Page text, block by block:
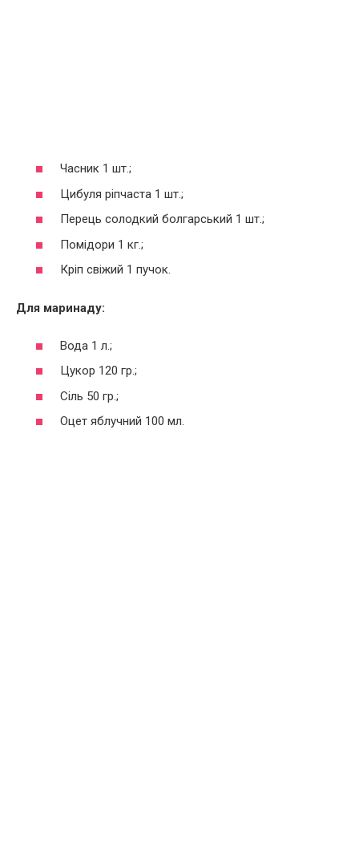
Часник 1 шт.;
Цибуля ріпчаста 1 шт.;
Перець солодкий болгарський 1 шт.;
Помідори 1 кг.;
Кріп свіжий 1 пучок.
Для маринаду:
Вода 1 л.;
Цукор 120 гр.;
Сіль 50 гр.;
Оцет яблучний 100 мл.